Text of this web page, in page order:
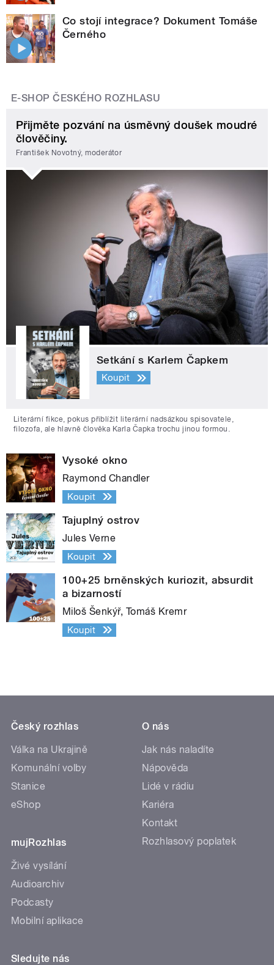
Co stojí integrace? Dokument Tomáše
Černého
E-SHOP ČESKÉHO ROZHLASU
Přijměte pozvání na úsměvný doušek moudré
člověčiny.
František Novotný, moderátor
Setkání s Karlem Čapkem
Koupit
Literární fikce, pokus přiblížit literární nadsázkou spisovatele,
filozofa, ale hlavně člověka Karla Čapka trochu jinou formou.
Vysoké okno
Raymond Chandler
Koupit
Tajuplný ostrov
Jules Verne
Koupit
100+25 brněnských kuriozit, absurdit
a bizarností
Miloš Šenkýř, Tomáš Kremr
Koupit
Český rozhlas
Válka na Ukrajině
Komunální volby
Stanice
eShop
mujRozhlas
Živé vysílání
Audioarchiv
Podcasty
Mobilní aplikace
O nás
Jak nás naladíte
Nápověda
Lidé v rádiu
Kariéra
Kontakt
Rozhlasový poplatek
Sledujte nás